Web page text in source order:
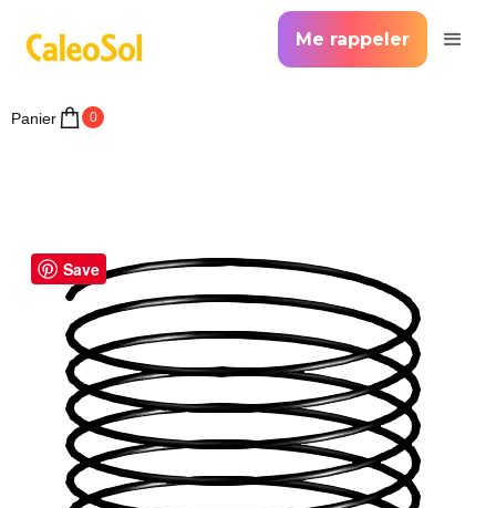
Me rappeler
Panier 0
Accueil >La géothermie simplifiée
Save